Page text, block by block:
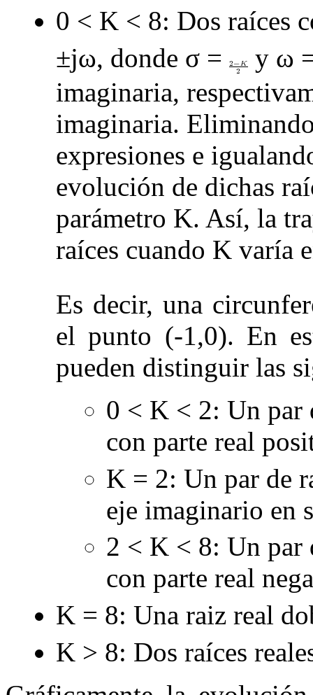
0 < K < 8: Dos raíces
±jω, donde σ = y ω
imaginaria,
imaginaria.
expresiones e
evolución de dichas
parámetro K. Así, la
raíces cuando K varía
Es decir, una
el punto (-1,0). En
pueden distinguir las
0 < K < 2: Un par
con parte real
K = 2: Un par de
eje imaginario en s
2 < K < 8: Un par
con parte real
K = 8: Una raiz real
K > 8: Dos raíces